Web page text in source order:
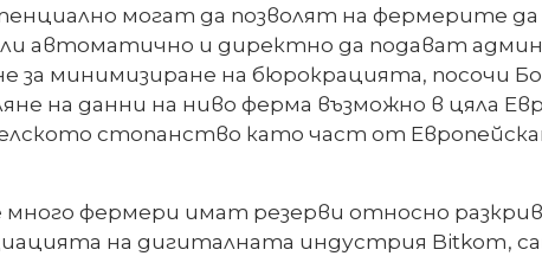
могат да позволят на фермерите
автоматично и директно да подават
за минимизиране на бюрокрацията, посочи
на данни на ниво ферма възможно в цяла
стопанство като част от
много фермери имат резерви относно
на дигиталната индустрия Bitkom,